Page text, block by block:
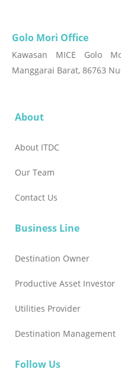
Golo Mori Office
Kawasan MICE Golo
Manggarai Barat, 86763
About
About ITDC
Our Team
Contact Us
Business Line
Destination Owner
Productive Asset Investor
Utilities Provider
Destination Management
Follow Us